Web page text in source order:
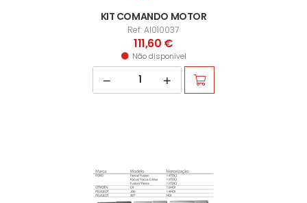
KIT COMANDO MOTOR
Ref: AI010037
111,60 €
Não disponível